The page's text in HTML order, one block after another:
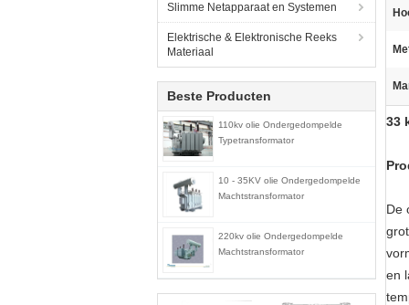
Slimme Netapparaat en Systemen
Elektrische & Elektronische Reeks
Materiaal
Beste Producten
110kv olie Ondergedompelde
Typetransformator
10 - 35KV olie Ondergedompelde
Machtstransformator
220kv olie Ondergedompelde
Machtstransformator
33
De
en